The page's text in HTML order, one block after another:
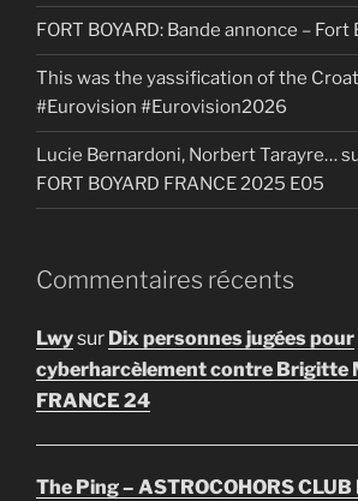
FORT BOYARD: Bande annonce –
This was the yassification of the
#Eurovision #Eurovision2026
Lucie Bernardoni, Norbert Tarayre…
FORT BOYARD FRANCE 2025 E05
Commentaires récents
Lwysur Dix personnes jugées pour
cyberharcèlement contre Brigitte
FRANCE 24
The Ping – ASTROCOHORS